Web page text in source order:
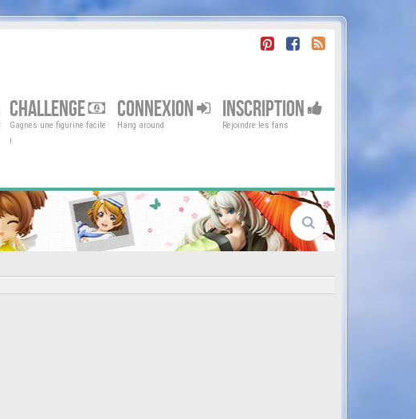
CHALLENGE
Gagnes une figurine facile
!
CONNEXION
Hang around
INSCRIPTION
Rejoindre les fans